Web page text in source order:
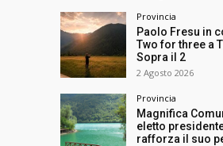
Provincia
Paolo Fresu in
Two for three a
Sopra il 2
2 Agosto 2026
Provincia
Magnifica
eletto
rafforza il suo